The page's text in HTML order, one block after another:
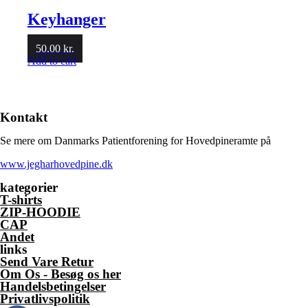
Keyhanger
50.00 kr.
Add to cart
Kontakt
Se mere om Danmarks Patientforening for Hovedpineramte på
www.jegharhovedpine.dk
kategorier
T-shirts
ZIP-HOODIE
CAP
Andet
links
Send Vare Retur
Om Os - Besøg os her
Handelsbetingelser
Privatlivspolitik